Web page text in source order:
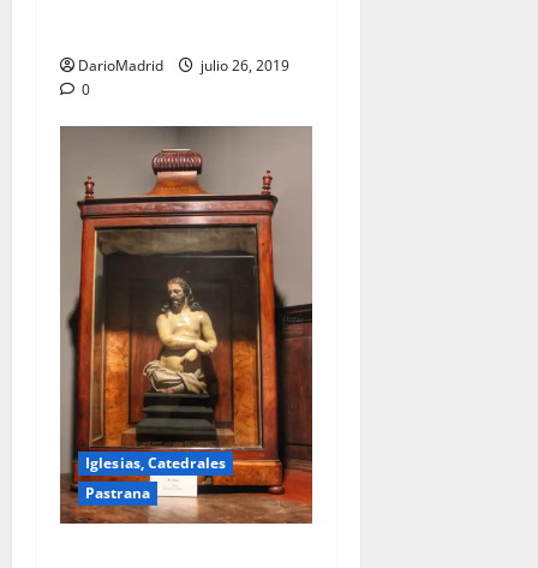
DarioMadrid
julio 26, 2019
0
Iglesias, Catedrales
Pastrana